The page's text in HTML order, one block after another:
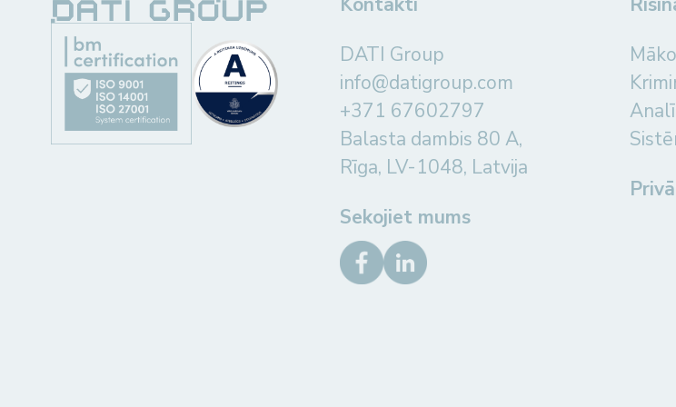
DATI Group
info@datigroup.com
+371 67602797
Balasta dambis 80 A,
Rīga, LV-1048, Latvija
Sekojiet mums